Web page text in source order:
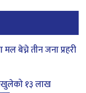
बेच्ने तीन जना प्रहरी
नखुलेको १३ लाख